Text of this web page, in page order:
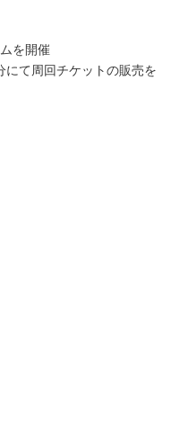
を開催
にて周回チケットの販売を